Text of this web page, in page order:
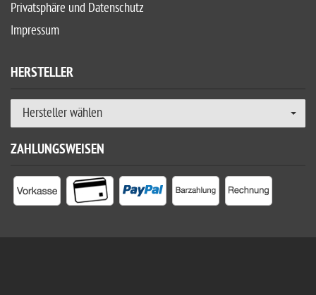
Privatsphäre und Datenschutz
Impressum
HERSTELLER
Hersteller wählen
ZAHLUNGSWEISEN